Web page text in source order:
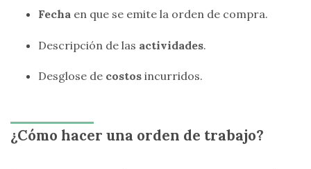
Fecha en que se emite la orden de compra.
Descripción de las actividades.
Desglose de costos incurridos.
¿Cómo hacer una orden de trabajo?